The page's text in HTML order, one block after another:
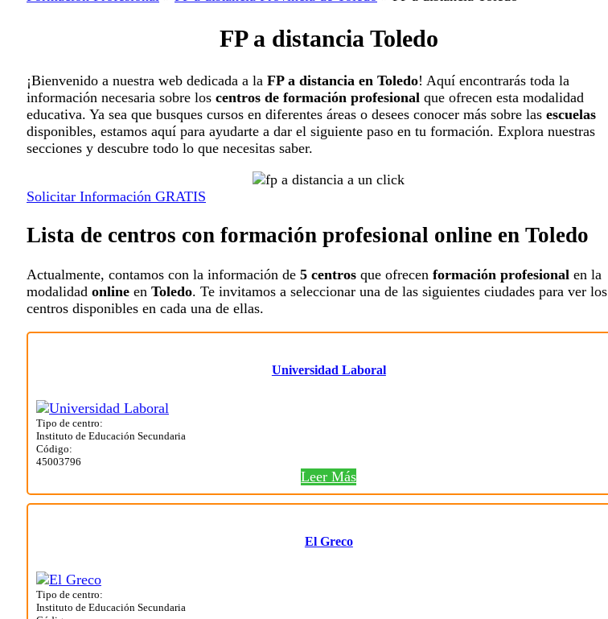
FP a distancia Toledo
¡Bienvenido a nuestra web dedicada a la FP a distancia en Toledo! Aquí encontrarás toda la
información necesaria sobre los centros de formación profesional que ofrecen esta modalidad
educativa. Ya sea que busques cursos en diferentes áreas o desees conocer más sobre las escuelas
disponibles, estamos aquí para ayudarte a dar el siguiente paso en tu formación. Explora nuestras
secciones y descubre todo lo que necesitas saber.
Solicitar Información GRATIS
Lista de centros con formación profesional online en Toledo
Actualmente, contamos con la información de 5 centros que ofrecen formación profesional en la
modalidad online en Toledo. Te invitamos a seleccionar una de las siguientes ciudades para ver los
centros disponibles en cada una de ellas.
Universidad Laboral
Tipo de centro:
Instituto de Educación Secundaria
Código:
45003796
Leer Más
El Greco
Tipo de centro:
Instituto de Educación Secundaria